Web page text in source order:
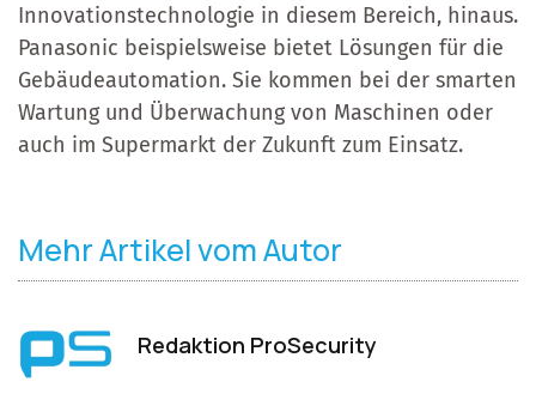
Innovationstechnologie in diesem Bereich, hinaus.
Panasonic beispielsweise bietet Lösungen für die
Gebäudeautomation. Sie kommen bei der smarten
Wartung und Überwachung von Maschinen oder
auch im Supermarkt der Zukunft zum Einsatz.
Mehr Artikel vom Autor
Redaktion ProSecurity